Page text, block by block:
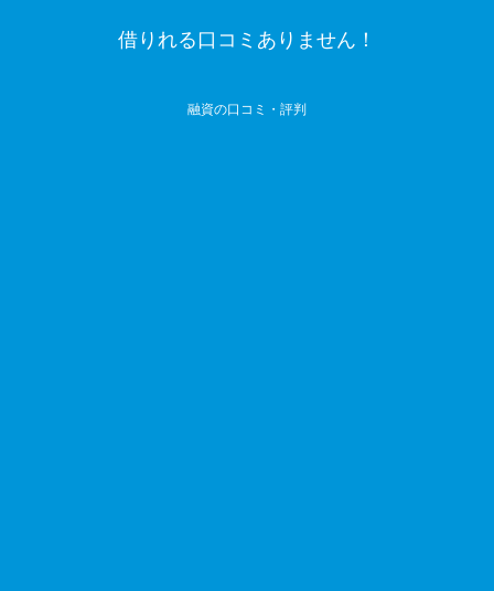
借りれる口コミありません！
融資の口コミ・評判